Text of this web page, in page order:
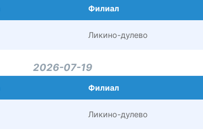
Филиал
Ликино-дулево
2026-07-19
Филиал
Ликино-дулево